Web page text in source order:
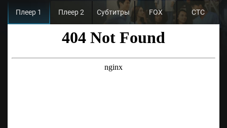
Плеер 1 Плеер 2 Субтитры FOX СТС